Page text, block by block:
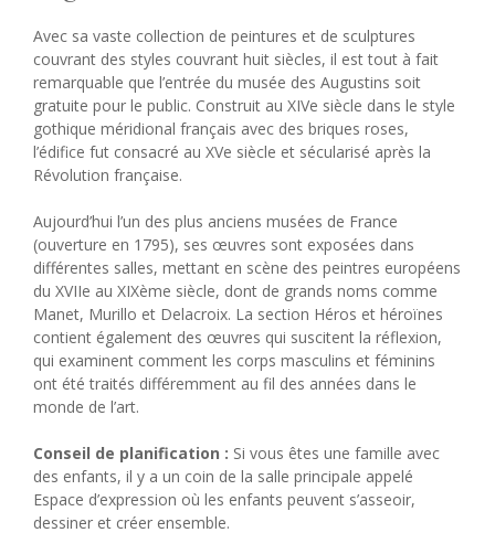
Avec sa vaste collection de peintures et de sculptures
couvrant des styles couvrant huit siècles, il est tout à fait
remarquable que l’entrée du musée des Augustins soit
gratuite pour le public. Construit au XIVe siècle dans le style
gothique méridional français avec des briques roses,
l’édifice fut consacré au XVe siècle et sécularisé après la
Révolution française.
Aujourd’hui l’un des plus anciens musées de France
(ouverture en 1795), ses œuvres sont exposées dans
différentes salles, mettant en scène des peintres européens
du XVIIe au XIXème siècle, dont de grands noms comme
Manet, Murillo et Delacroix. La section Héros et héroïnes
contient également des œuvres qui suscitent la réflexion,
qui examinent comment les corps masculins et féminins
ont été traités différemment au fil des années dans le
monde de l’art.
Conseil de planification : Si vous êtes une famille avec
des enfants, il y a un coin de la salle principale appelé
Espace d’expression où les enfants peuvent s’asseoir,
dessiner et créer ensemble.